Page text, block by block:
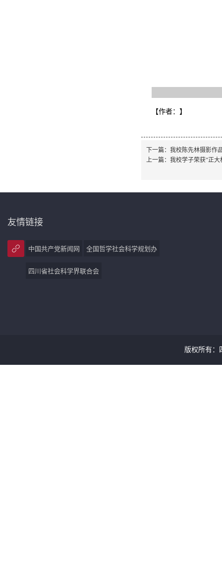
【作者： 】
下一篇： 我校陈先林摄影作
上一篇： 我校学子荣获“正大
友情链接
中国共产党新闻网 全国哲学社会科学规划办
四川省社会科学界联合会
版权所有：